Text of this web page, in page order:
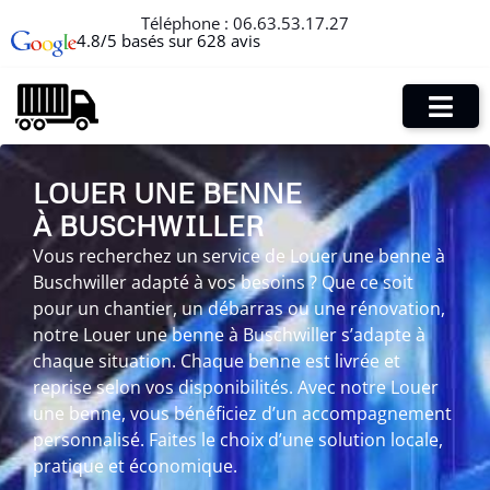
Téléphone : 06.63.53.17.27
4.8/5 basés sur 628 avis
LOUER UNE BENNE
À BUSCHWILLER
Vous recherchez un service de Louer une benne à
Buschwiller adapté à vos besoins ? Que ce soit
pour un chantier, un débarras ou une rénovation,
notre Louer une benne à Buschwiller s’adapte à
chaque situation. Chaque benne est livrée et
reprise selon vos disponibilités. Avec notre Louer
une benne, vous bénéficiez d’un accompagnement
personnalisé. Faites le choix d’une solution locale,
pratique et économique.